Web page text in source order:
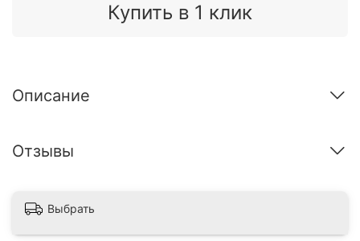
Купить в 1 клик
Описание
Отзывы
Выбрать